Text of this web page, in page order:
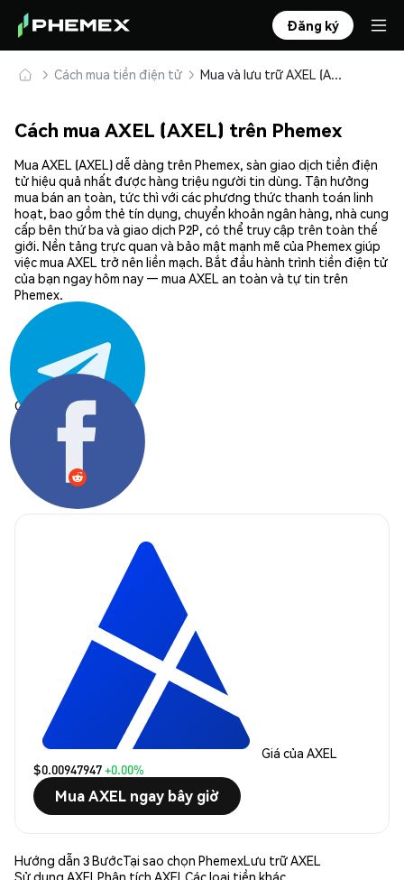
Đăng ký
Cách mua tiền điện tử Mua và lưu trữ AXEL (AXEL) an toàn
Cách mua AXEL (AXEL) trên Phemex
Mua AXEL (AXEL) dễ dàng trên Phemex, sàn giao dịch tiền điện
tử hiệu quả nhất được hàng triệu người tin dùng. Tận hưởng
mua bán an toàn, tức thì với các phương thức thanh toán linh
hoạt, bao gồm thẻ tín dụng, chuyển khoản ngân hàng, nhà cung
cấp bên thứ ba và giao dịch P2P, có thể truy cập trên toàn thế
giới. Nền tảng trực quan và bảo mật mạnh mẽ của Phemex giúp
việc mua AXEL trở nên liền mạch. Bắt đầu hành trình tiền điện tử
của bạn ngay hôm nay — mua AXEL an toàn và tự tin trên
Phemex.
Chia sẻ:
Giá của AXEL
$0.00947947+0.00%
Mua AXEL ngay bây giờ
Hướng dẫn 3 BướcTại sao chọn PhemexLưu trữ AXEL